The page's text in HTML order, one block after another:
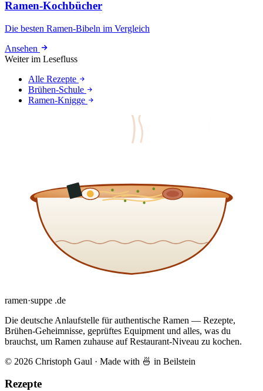
Ramen-Kochbücher
Die besten Ramen-Bibeln im Vergleich
Ansehen
Weiter im Lesefluss
Alle Rezepte
Brühen-Schule
Ramen-Knigge
ramen·suppe .de
Die deutsche Anlaufstelle für authentische Ramen — Rezepte,
Brühen-Geheimnisse, geprüftes Equipment und alles, was du
brauchst, um Ramen zuhause auf Restaurant-Niveau zu kochen.
© 2026 Christoph Gaul · Made with 🍜 in Beilstein
Rezepte